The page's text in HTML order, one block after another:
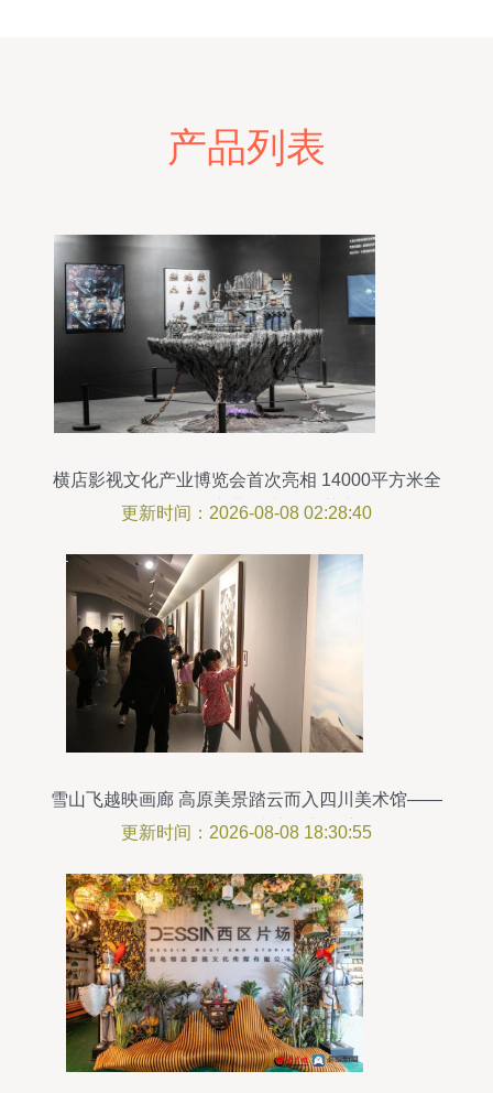
产品列表
横店影视文化产业博览会首次亮相 14000平方米全
景展现“全产业链”与置景艺术
更新时间：2026-08-08 02:28:40
雪山飞越映画廊 高原美景踏云而入四川美术馆——
开创影视置景云上实录新篇章
更新时间：2026-08-08 18:30:55